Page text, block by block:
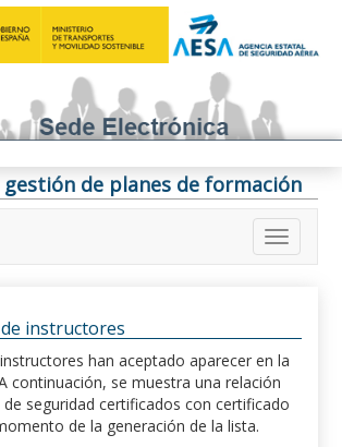
gestión de planes de formación
instructores
han aceptado aparecer en la
continuación, se muestra una relación
seguridad certificados con certificado
de la generación de la lista.